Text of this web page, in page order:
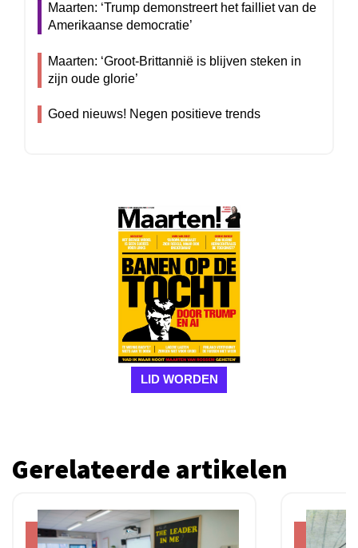
Maarten: ‘Trump demonstreert het failliet van de
Amerikaanse democratie’
Maarten: ‘Groot-Brittannië is blijven steken in
zijn oude glorie’
Goed nieuws! Negen positieve trends
LID WORDEN
Gerelateerde artikelen